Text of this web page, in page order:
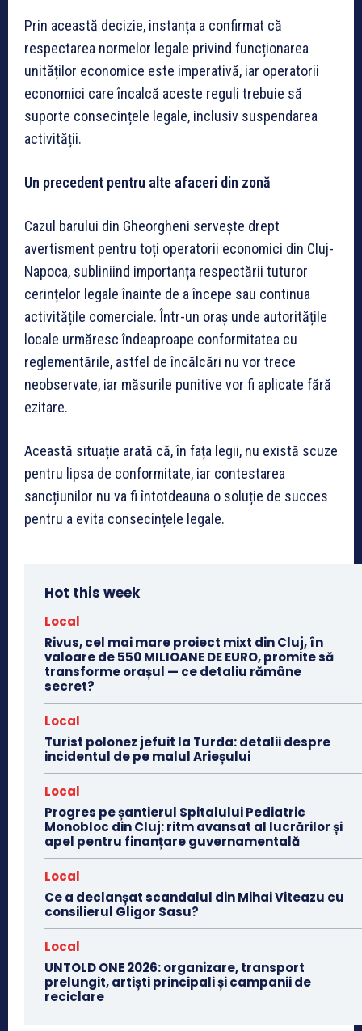
Prin această decizie, instanța a confirmat că
respectarea normelor legale privind funcționarea
unităților economice este imperativă, iar operatorii
economici care încalcă aceste reguli trebuie să
suporte consecințele legale, inclusiv suspendarea
activității.
Un precedent pentru alte afaceri din zonă
Cazul barului din Gheorgheni servește drept
avertisment pentru toți operatorii economici din Cluj-
Napoca, subliniind importanța respectării tuturor
cerințelor legale înainte de a începe sau continua
activitățile comerciale. Într-un oraș unde autoritățile
locale urmăresc îndeaproape conformitatea cu
reglementările, astfel de încălcări nu vor trece
neobservate, iar măsurile punitive vor fi aplicate fără
ezitare.
Această situație arată că, în fața legii, nu există scuze
pentru lipsa de conformitate, iar contestarea
sancțiunilor nu va fi întotdeauna o soluție de succes
pentru a evita consecințele legale.
Hot this week
Local
Rivus, cel mai mare proiect mixt din Cluj, în
valoare de 550 MILIOANE DE EURO, promite să
transforme orașul — ce detaliu rămâne
secret?
Local
Turist polonez jefuit la Turda: detalii despre
incidentul de pe malul Arieșului
Local
Progres pe șantierul Spitalului Pediatric
Monobloc din Cluj: ritm avansat al lucrărilor și
apel pentru finanțare guvernamentală
Local
Ce a declanșat scandalul din Mihai Viteazu cu
consilierul Gligor Sasu?
Local
UNTOLD ONE 2026: organizare, transport
prelungit, artiști principali și campanii de
reciclare